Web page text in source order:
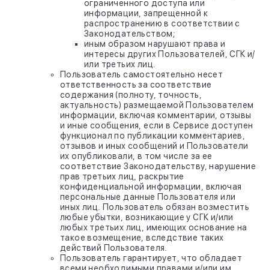
ограниченного доступа или
информации, запрещенной к
распространению в соответствии с
Законодательством;
иным образом нарушают права и
интересы других Пользователей, СГК и/
или третьих лиц.
Пользователь самостоятельно несет
ответственность за соответствие
содержания (полноту, точность,
актуальность) размещаемой Пользователем
информации, включая комментарии, отзывы
и иные сообщения, если в Сервисе доступен
функционал по публикации комментариев,
отзывов и иных сообщений и Пользователи
их опубликовали, в том числе за ее
соответствие Законодательству, нарушение
прав третьих лиц, раскрытие
конфиденциальной информации, включая
персональные данные Пользователя или
иных лиц. Пользователь обязан возместить
любые убытки, возникающие у СГК и/или
любых третьих лиц, имеющих основание на
такое возмещение, вследствие таких
действий Пользователя.
Пользователь гарантирует, что обладает